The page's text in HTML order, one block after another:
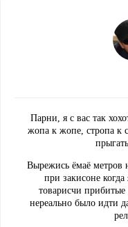
Парни, я с вас так
жопа к жопе, стропа к
Вырежись ёмаё
при закисоне когда
товарисчи прибитые
нереально было идти